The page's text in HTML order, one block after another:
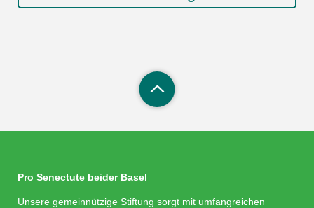
Pro Senectute beider Basel
Unsere gemeinnützige Stiftung sorgt mit umfangreichen